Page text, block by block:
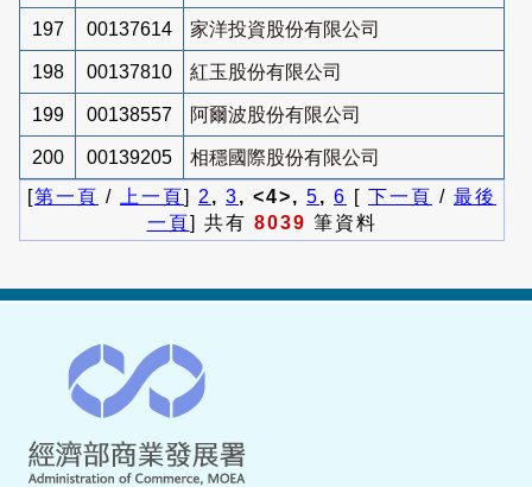
197 00137614 家洋投資股份有限公司
198 00137810 紅玉股份有限公司
199 00138557 阿爾波股份有限公司
200 00139205
相穩國際股份有限公司
[第一頁 / 上一頁] 2 , 3, <4>, 5, 6 [ 下一頁 / 最後
一頁] 共有 8039 筆資料